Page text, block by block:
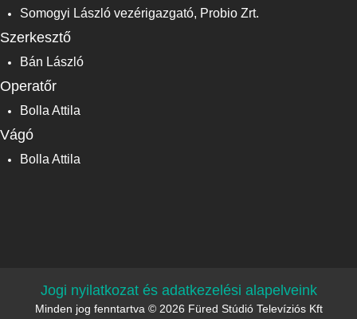
Somogyi László vezérigazgató, Probio Zrt.
Szerkesztő
Bán László
Operatőr
Bolla Attila
Vágó
Bolla Attila
Jogi nyilatkozat és adatkezelési alapelveink
Minden jog fenntartva © 2026 Füred Stúdió Televíziós Kft